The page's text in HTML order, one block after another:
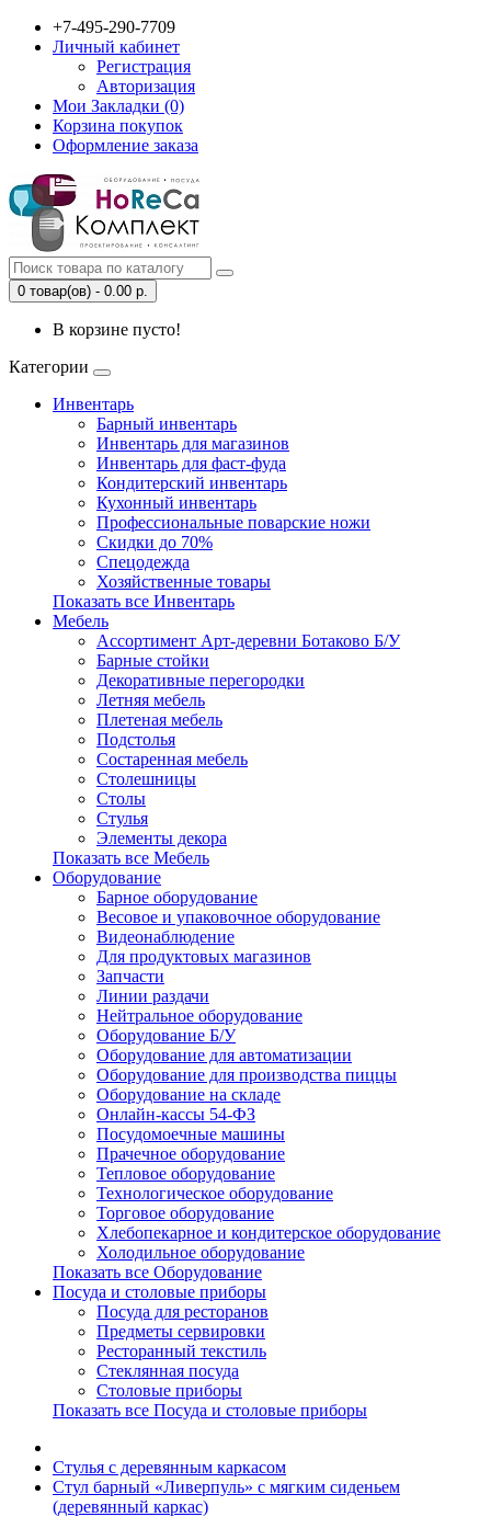
+7-495-290-7709
Личный кабинет
Регистрация
Авторизация
Мои Закладки (0)
Корзина покупок
Оформление заказа
0 товар(ов) - 0.00 р.
В корзине пусто!
Категории
Инвентарь
Барный инвентарь
Инвентарь для магазинов
Инвентарь для фаст-фуда
Кондитерский инвентарь
Кухонный инвентарь
Профессиональные поварские ножи
Скидки до 70%
Спецодежда
Хозяйственные товары
Показать все Инвентарь
Мебель
Ассортимент Арт-деревни Ботаково Б/У
Барные стойки
Декоративные перегородки
Летняя мебель
Плетеная мебель
Подстолья
Состаренная мебель
Столешницы
Столы
Стулья
Элементы декора
Показать все Мебель
Оборудование
Барное оборудование
Весовое и упаковочное оборудование
Видеонаблюдение
Для продуктовых магазинов
Запчасти
Линии раздачи
Нейтральное оборудование
Оборудование Б/У
Оборудование для автоматизации
Оборудование для производства пиццы
Оборудование на складе
Онлайн-кассы 54-ФЗ
Посудомоечные машины
Прачечное оборудование
Тепловое оборудование
Технологическое оборудование
Торговое оборудование
Хлебопекарное и кондитерское оборудование
Холодильное оборудование
Показать все Оборудование
Посуда и столовые приборы
Посуда для ресторанов
Предметы сервировки
Ресторанный текстиль
Стеклянная посуда
Столовые приборы
Показать все Посуда и столовые приборы
Cтулья с деревянным каркасом
Стул барный «Ливерпуль» с мягким сиденьем
(деревянный каркас)